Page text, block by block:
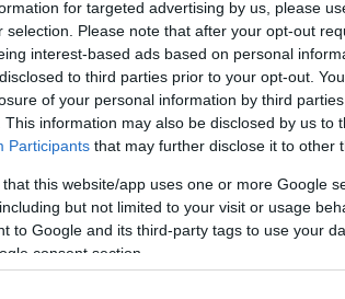
for targeted advertising by us, please
selection. Please note that after your opt-out
interest-based ads based on personal
to third parties prior to your opt-out.
of your personal information by third
This information may also be disclosed by us to
Participants that may further disclose it to other
that this website/app uses one or more Google
but not limited to your visit or usage
to Google and its third-party tags to use your
consent section.